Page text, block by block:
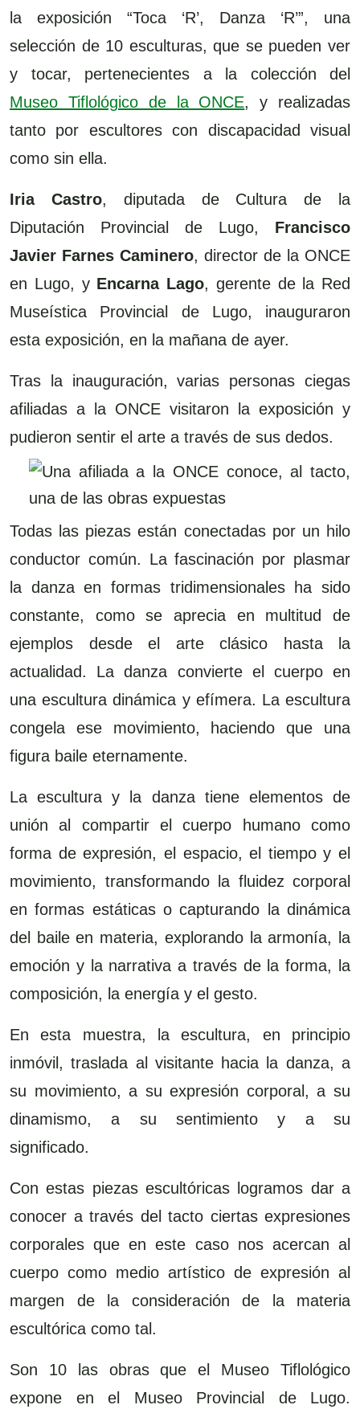
la exposición “Toca ‘R’, Danza ‘R’”, una
selección de 10 esculturas, que se pueden ver
y tocar, pertenecientes a la colección del
Museo Tiflológico de la ONCE, y realizadas
tanto por escultores con discapacidad visual
como sin ella.
Iria Castro, diputada de Cultura de la
Diputación Provincial de Lugo, Francisco
Javier Farnes Caminero, director de la ONCE
en Lugo, y Encarna Lago, gerente de la Red
Museística Provincial de Lugo, inauguraron
esta exposición, en la mañana de ayer.
Tras la inauguración, varias personas ciegas
afiliadas a la ONCE visitaron la exposición y
pudieron sentir el arte a través de sus dedos.
Todas las piezas están conectadas por un hilo
conductor común. La fascinación por plasmar
la danza en formas tridimensionales ha sido
constante, como se aprecia en multitud de
ejemplos desde el arte clásico hasta la
actualidad. La danza convierte el cuerpo en
una escultura dinámica y efímera. La escultura
congela ese movimiento, haciendo que una
figura baile eternamente.
La escultura y la danza tiene elementos de
unión al compartir el cuerpo humano como
forma de expresión, el espacio, el tiempo y el
movimiento, transformando la fluidez corporal
en formas estáticas o capturando la dinámica
del baile en materia, explorando la armonía, la
emoción y la narrativa a través de la forma, la
composición, la energía y el gesto.
En esta muestra, la escultura, en principio
inmóvil, traslada al visitante hacia la danza, a
su movimiento, a su expresión corporal, a su
dinamismo, a su sentimiento y a su
significado.
Con estas piezas escultóricas logramos dar a
conocer a través del tacto ciertas expresiones
corporales que en este caso nos acercan al
cuerpo como medio artístico de expresión al
margen de la consideración de la materia
escultórica como tal.
Son 10 las obras que el Museo Tiflológico
expone en el Museo Provincial de Lugo.